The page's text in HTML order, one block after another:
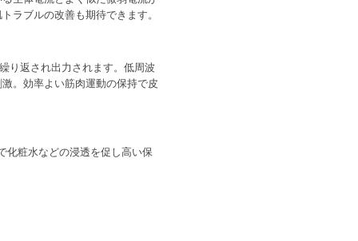
ラブルの改善も期待できます。
り返され出力されます。低周波
。効率よい筋肉運動の保持で皮
化粧水などの浸透を促し高い保